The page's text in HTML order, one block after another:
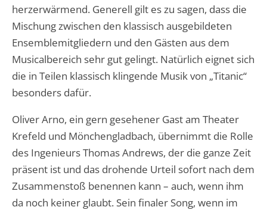
herzerwärmend. Generell gilt es zu sagen, dass die
Mischung zwischen den klassisch ausgebildeten
Ensemblemitgliedern und den Gästen aus dem
Musicalbereich sehr gut gelingt. Natürlich eignet sich
die in Teilen klassisch klingende Musik von „Titanic“
besonders dafür.
Oliver Arno, ein gern gesehener Gast am Theater
Krefeld und Mönchengladbach, übernimmt die Rolle
des Ingenieurs Thomas Andrews, der die ganze Zeit
präsent ist und das drohende Urteil sofort nach dem
Zusammenstoß benennen kann – auch, wenn ihm
da noch keiner glaubt. Sein finaler Song, wenn im